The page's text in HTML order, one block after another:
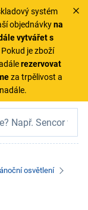
systém
objednávkyna
vytvářet s
Pokud je zboží
rezervovat
za trpělivost a
osvětlení